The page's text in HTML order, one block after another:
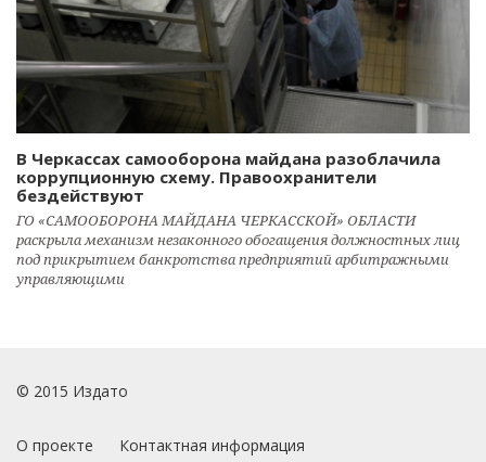
В Черкассах самооборона майдана разоблачила
коррупционную схему. Правоохранители
бездействуют
ГО «САМООБОРОНА МАЙДАНА ЧЕРКАССКОЙ» ОБЛАСТИ
раскрыла механизм незаконного обогащения должностных лиц
под прикрытием банкротства предприятий арбитражными
управляющими
© 2015 Издато
О проекте Контактная информация